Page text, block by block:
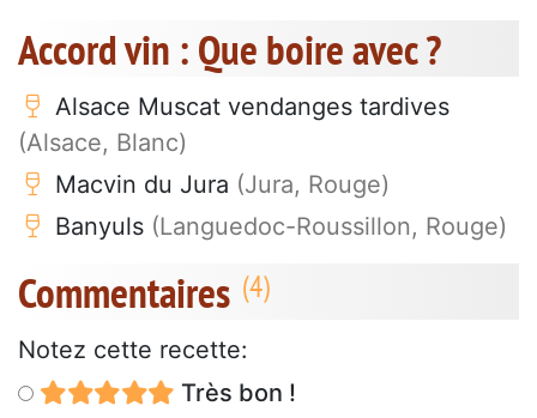
Accord vin : Que boire avec ?
Alsace Muscat vendanges tardives
(Alsace, Blanc)
Macvin du Jura (Jura, Rouge)
Banyuls (Languedoc-Roussillon, Rouge)
Commentaires
Notez cette recette:
Très bon !